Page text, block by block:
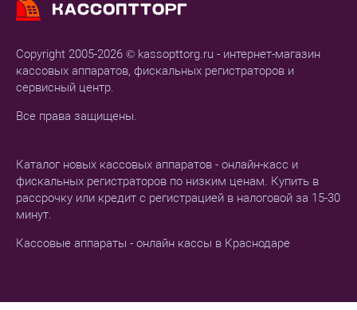
Copyright 2005-2026 © kassopttorg.ru - интернет-магазин
кассовых аппаратов, фискальных регистраторов и
сервисный центр.
Все права защищены.
Каталог новых кассовых аппаратов - онлайн-касс и
фискальных регистраторов по низким ценам. Купить в
рассрочку или кредит с регистрацией в налоговой за 15-30
минут.
Кассовые аппараты - онлайн кассы в Краснодаре